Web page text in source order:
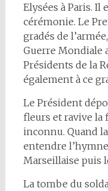
Elysées à Paris. Il
cérémonie. Le
gradés de
Guerre Mondiale
Présidents de la
également à ce
Le Président
fleurs et ravive la
inconnu. Quand
entendre
Marseillaise puis
La tombe du